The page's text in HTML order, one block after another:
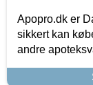
Apopro.dk er
sikkert kan
andre